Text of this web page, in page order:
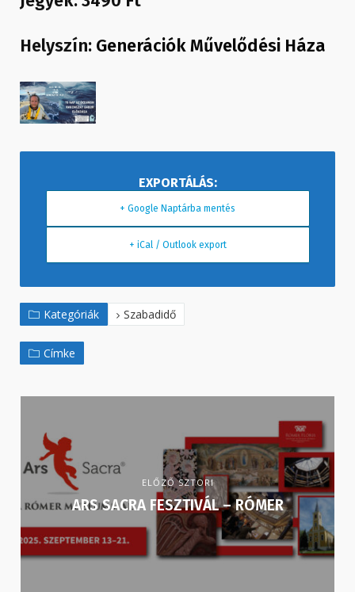
Helyszín: Generációk Művelődési Háza
+ Google Naptárba mentés
+ iCal / Outlook export
Kategóriák Szabadidő
Címke
ELŐZŐ SZTORI
ARS SACRA FESZTIVÁL – RÓMER